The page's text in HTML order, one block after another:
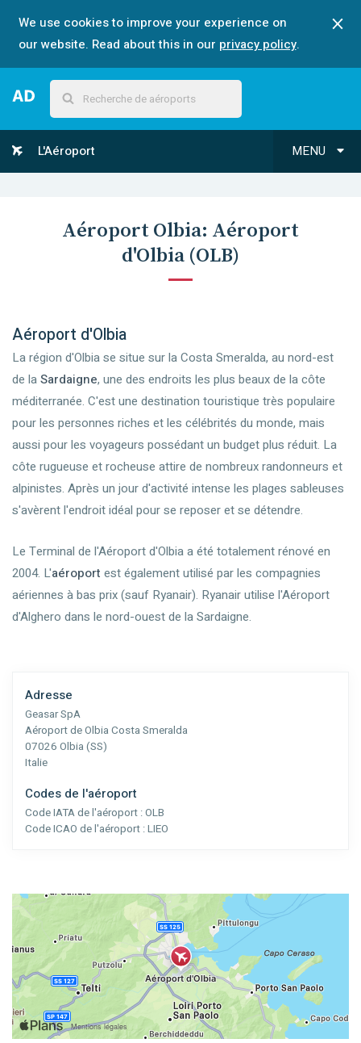
We use cookies to improve your experience on
our website. Read about this in our privacy policy.
MENU
L'Aéroport
Aéroport Olbia: Aéroport
d'Olbia (OLB)
Aéroport d'Olbia
La région d'Olbia se situe sur la Costa Smeralda, au nord-est
de laSardaigne, une des endroits les plus beaux de la côte
méditerranée. C'est une destination touristique très populaire
pour les personnes riches et les célébrités du monde, mais
aussi pour les voyageurs possédant un budget plus réduit. La
côte rugueuse et rocheuse attire de nombreux randonneurs et
alpinistes. Après un jour d'activité intense les plages sableuses
s'avèrent l'endroit idéal pour se reposer et se détendre.
Le Terminal de l'Aéroport d'Olbia a été totalement rénové en
2004. L'aéroport est également utilisé par les compagnies
aériennes à bas prix (sauf Ryanair). Ryanair utilise l'Aéroport
d'Alghero dans le nord-ouest de la Sardaigne.
Adresse
Geasar SpA
Aéroport de Olbia Costa Smeralda
07026 Olbia (SS)
Italie
Codes de l'aéroport
Code IATA de l'aéroport :OLB
Code ICAO de l'aéroport :LIEO